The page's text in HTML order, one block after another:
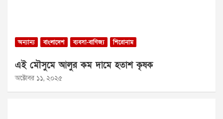
অন্যান্য বাংলাদেশ ব্যবসা-বাণিজ্য শিরোনাম
এই মৌসুমে আলুর কম দামে হতাশ কৃষক
অক্টোবর ১১, ২০২৫